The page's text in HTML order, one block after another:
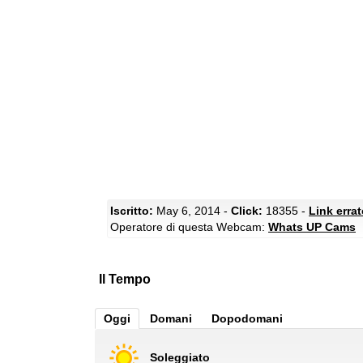
Iscritto: May 6, 2014 - Click: 18355 - Link
Operatore di questa Webcam: Whats UP Cams
Il Tempo
Oggi Domani Dopodomani
Soleggiato